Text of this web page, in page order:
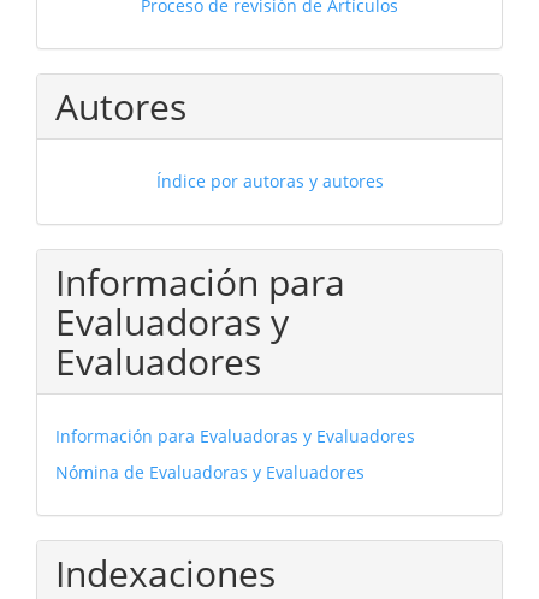
Proceso de revisión de Artículos
Autores
Índice por autoras y autores
Información para
Evaluadoras y
Evaluadores
Información para Evaluadoras y Evaluadores
Nómina de Evaluadoras y Evaluadores
Indexaciones